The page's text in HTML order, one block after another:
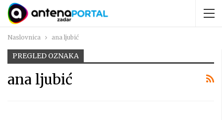
Naslovnica ana ljubić
PREGLED OZNAKA
ana ljubić